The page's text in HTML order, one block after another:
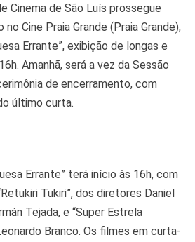
Cinema de São Luís prossegue
Cine Praia Grande (Praia Grande),
Errante”, exibição de longas e
Amanhã, será a vez da Sessão
de encerramento, com
último curta.
Errante” terá início às 16h, com
Tukiri”, dos diretores Daniel
Tejada, e “Super Estrela
Branco. Os filmes em curta-